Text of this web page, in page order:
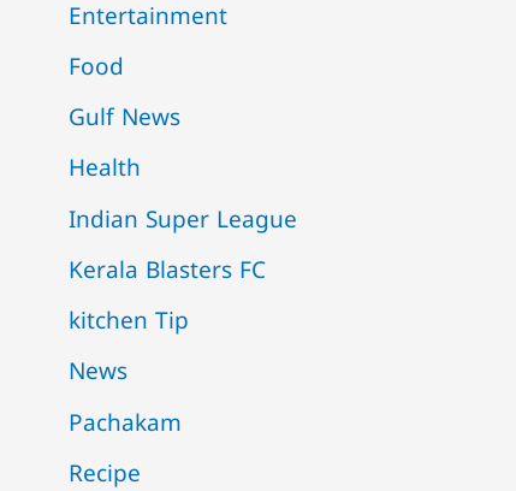
Entertainment
Food
Gulf News
Health
Indian Super League
Kerala Blasters FC
kitchen Tip
News
Pachakam
Recipe